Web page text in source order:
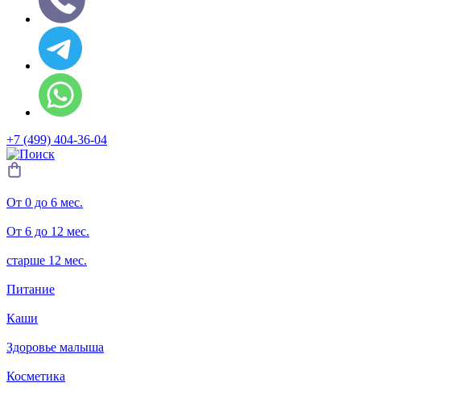
+7 (499) 404-36-04
От 0 до 6 мес.
От 6 до 12 мес.
старше 12 мес.
Питание
Каши
Здоровье малыша
Косметика